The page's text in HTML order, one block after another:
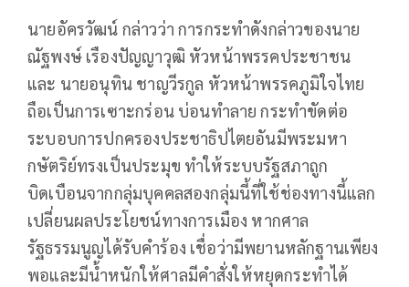
นายอัครวัฒน์ กล่าวว่า การกระทำดังกล่าวของนาย
ณัฐพงษ์ เรืองปัญญาวุฒิ หัวหน้าพรรคประชาชน
และ นายอนุทิน ชาญวีรกูล หัวหน้าพรรคภูมิใจไทย
ถือเป็นการเซาะกร่อน บ่อนทำลาย กระทำขัดต่อ
ระบอบการปกครองประชาธิปไตยอันมีพระมหา
กษัตริย์ทรงเป็นประมุข ทำให้ระบบรัฐสภาถูก
บิดเบือนจากกลุ่มบุคคลสองกลุ่มนี้ที่ใช้ช่องทางนี้แลก
เปลี่ยนผลประโยชน์ทางการเมือง หากศาล
รัฐธรรมนูญได้รับคำร้อง เชื่อว่ามีพยานหลักฐานเพียง
พอและมีน้ำหนักให้ศาลมีคำสั่งให้หยุดกระทำได้